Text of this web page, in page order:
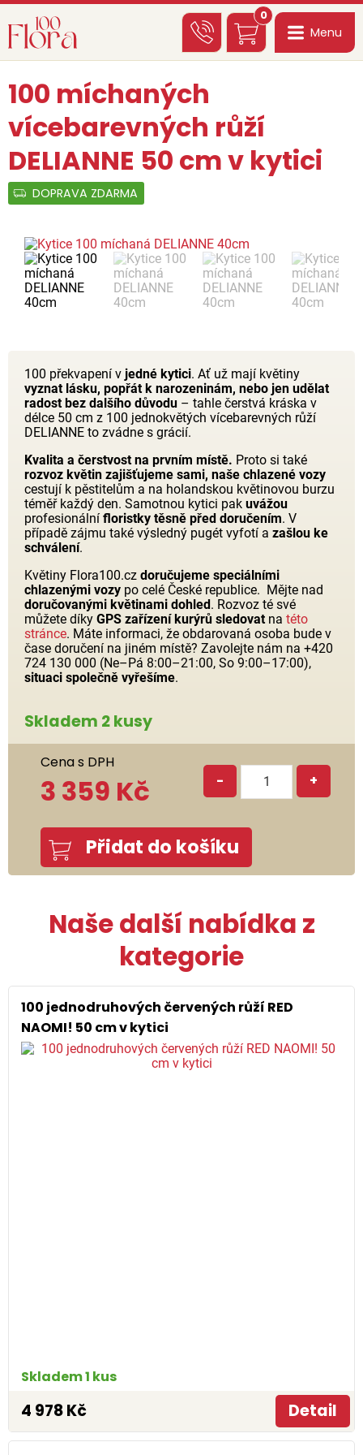
0
Menu
100 míchaných
vícebarevných růží
DELIANNE 50 cm v kytici
DOPRAVA ZDARMA
100 překvapení v jedné kytici. Ať už mají květiny
vyznat lásku, popřát k narozeninám, nebo jen udělat
radost bez dalšího důvodu – tahle čerstvá kráska v
délce 50 cm z 100 jednokvětých vícebarevných růží
DELIANNE to zvádne s grácií.
Kvalita a čerstvost na prvním místě. Proto si také
rozvoz květin zajišťujeme sami, naše chlazené vozy
cestují k pěstitelům a na holandskou květinovou burzu
téměř každý den. Samotnou kytici pak uvážou
profesionální floristky těsně před doručením. V
případě zájmu také výsledný pugét vyfotí a zašlou ke
schválení.
Květiny Flora100.cz doručujeme speciálními
chlazenými vozy po celé České republice. Mějte nad
doručovanými květinami dohled. Rozvoz té své
můžete díky GPS zařízení kurýrů sledovatna této
stránce. Máte informaci, že obdarovaná osoba bude v
čase doručení na jiném místě? Zavolejte nám na +420
724 130 000 (Ne–Pá 8:00–21:00, So 9:00–17:00),
situaci společně vyřešíme.
Skladem 2 kusy
Cena s DPH
3 359 Kč - +
Přidat do košíku
Naše další nabídka z
kategorie
100 jednodruhových červených růží RED
NAOMI! 50 cm v kytici
Skladem 1 kus
4 978 Kč Detail